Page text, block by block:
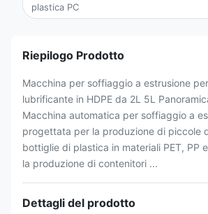
plastica PC
Riepilogo Prodotto
Macchina per soffiaggio a estrusione
lubrificante in HDPE da 2L 5L
Macchina automatica per soffiaggio a
progettata per la produzione di piccole
bottiglie di plastica in materiali PET, PP
la produzione di contenitori ...
Dettagli del prodotto